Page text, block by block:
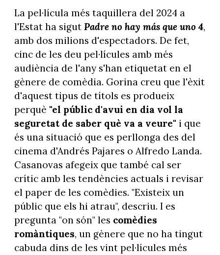
La pel·lícula més taquillera del 2024 a
l'Estat ha sigut Padre no hay más que uno 4,
amb dos milions d'espectadors. De fet,
cinc de les deu pel·lícules amb més
audiència de l'any s'han etiquetat en el
gènere de comèdia. Gorina creu que l'èxit
d'aquest tipus de títols es produeix
perquè "el públic d'avui en dia vol la
seguretat de saber què va a veure" i que
és una situació que es perllonga des del
cinema d'Andrés Pajares o Alfredo Landa.
Casanovas afegeix que també cal ser
crític amb les tendències actuals i revisar
el paper de les comèdies. "Existeix un
públic que els hi atrau", descriu. I es
pregunta "on són" les comèdies
romàntiques, un gènere que no ha tingut
cabuda dins de les vint pel·lícules més